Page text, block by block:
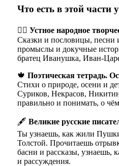
Что есть в этой части
🧙‍♀️ Устное народное
Сказки и пословицы, песни
промыслы и докучные
братец Иванушка, Иван-
🍁 Поэтическая тетрадь.
Стихи о природе, осени и
Суриков, Некрасов,
правильно и понимать, о чём
🖋 Великие русские
Ты узнаешь, как жили
Толстой. Прочитаешь
басни и рассказы, узнаешь,
и рассуждения.